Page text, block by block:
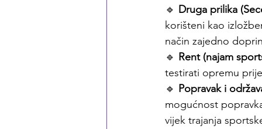
🔹 Druga prilika
korišteni kao
način zajedno
🔹 Rent (najam
testirati opremu
🔹 Popravak i
mogućnost
vijek trajanja